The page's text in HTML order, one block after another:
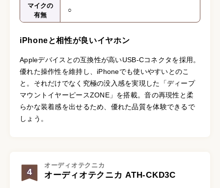
マイクの
有無
○
iPhoneと相性が良いイヤホン
Appleデバイスとの互換性が高いUSB-Cコネクタを採用。
優れた操作性を維持し、iPhoneでも使いやすいとのこ
と。それだけでなく究極の没入感を実現した「ディープ
マウントイヤーピースZONE」を搭載。音の再現性と柔
らかな装着感を出せるため、優れた品質を体験できるで
しょう。
4
オーディオテクニカ
オーディオテクニカ ATH-CKD3C